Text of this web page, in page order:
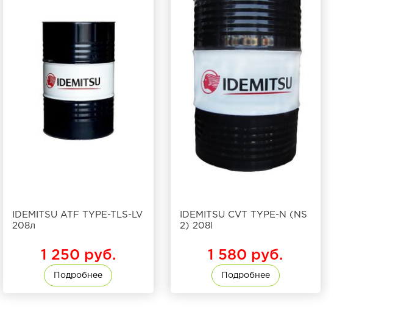
IDEMITSU ATF TYPE-TLS-LV
208л
1 250 руб.
Подробнее
IDEMITSU CVT TYPE-N (NS
2) 208l
1 580 руб.
Подробнее